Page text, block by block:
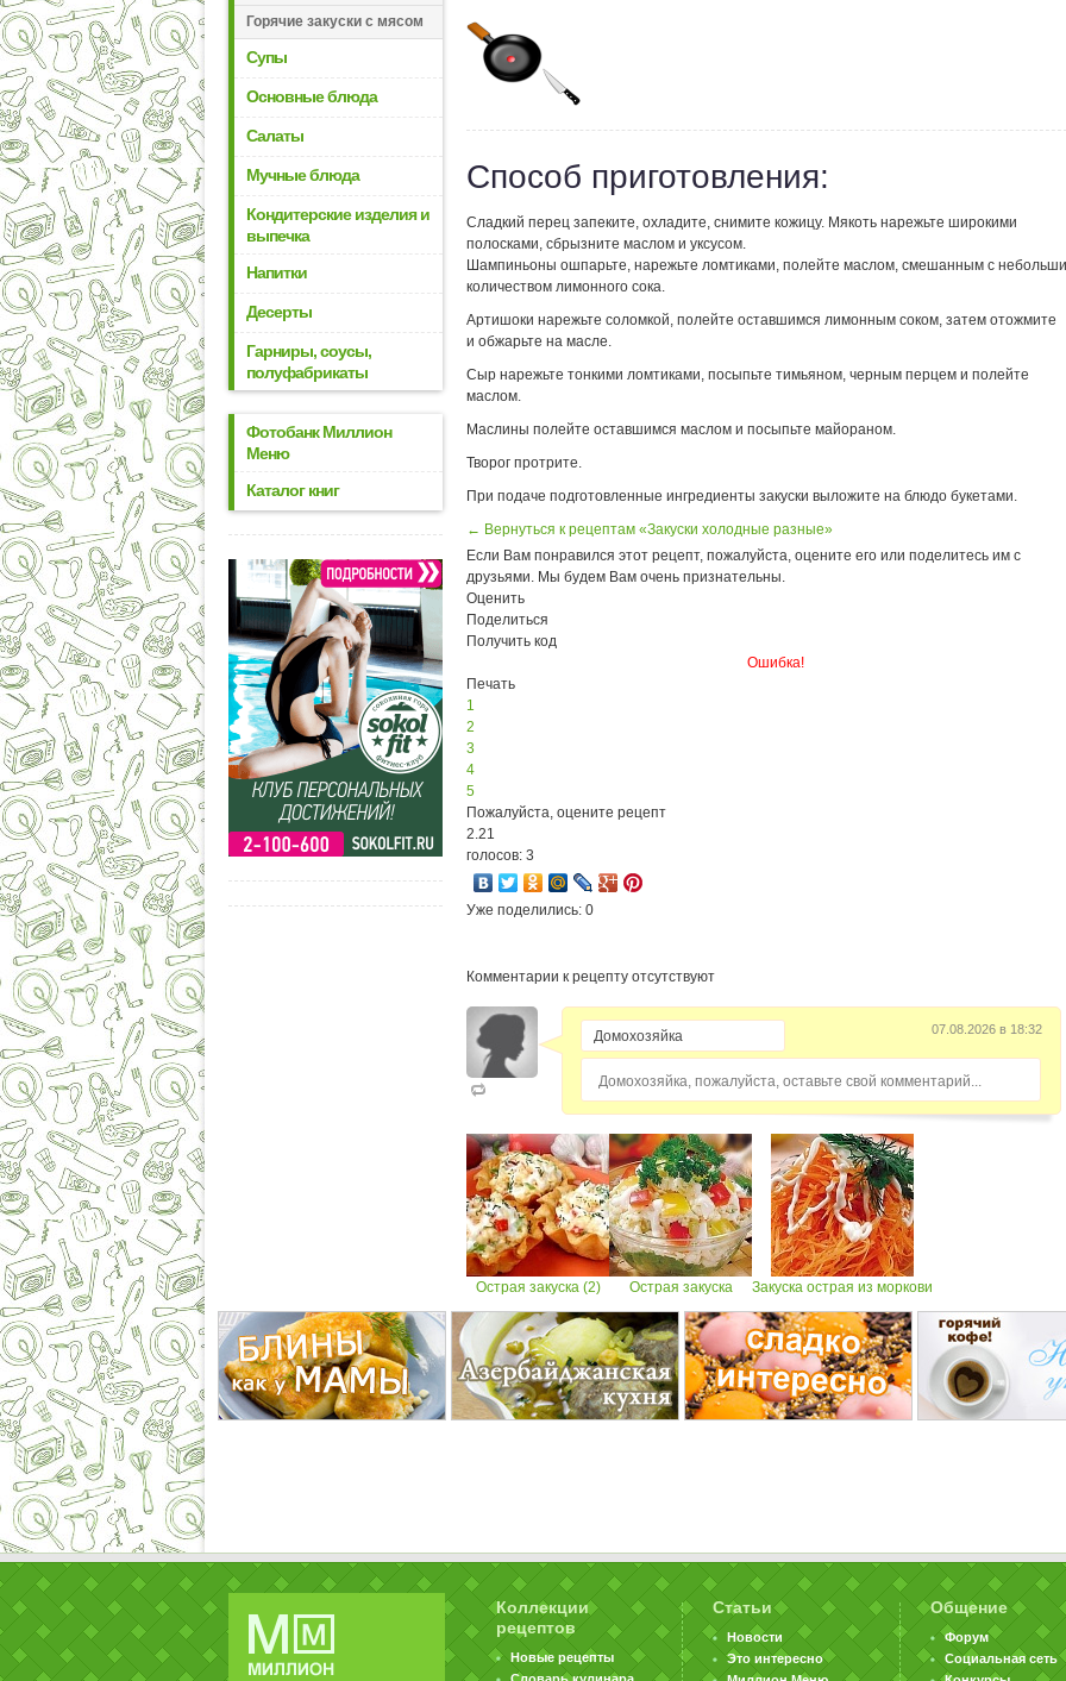
Горячие закуски с мясом
Супы
Основные блюда
Салаты
Мучные блюда
Кондитерские изделия и
выпечка
Напитки
Десерты
Гарниры, соусы,
полуфабрикаты
Фотобанк Миллион
Меню
Каталог книг
Способ приготовления:
Сладкий перец запеките, охладите, снимите кожицу. Мякоть нарежьте широкими
полосками, сбрызните маслом и уксусом.
Шампиньоны ошпарьте, нарежьте ломтиками, полейте маслом, смешанным с
количеством лимонного сока.
Артишоки нарежьте соломкой, полейте оставшимся лимонным соком, затем отожмите
и обжарьте на масле.
Сыр нарежьте тонкими ломтиками, посыпьте тимьяном, черным перцем и полейте
маслом.
Маслины полейте оставшимся маслом и посыпьте майораном.
Творог протрите.
При подаче подготовленные ингредиенты закуски выложите на блюдо букетами.
← Вернуться к рецептам «Закуски холодные разные»
Если Вам понравился этот рецепт, пожалуйста, оцените его или поделитесь им с
друзьями. Мы будем Вам очень признательны.
Оценить
Поделиться
Получить код
Ошибка!
Печать
1
2
3
4
5
Пожалуйста, оцените рецепт
2.21
голосов: 3
Уже поделились: 0
Комментарии к рецепту отсутствуют
07.08.2026 в 18:32
Домохозяйка, пожалуйста, оставьте свой комментарий...
Острая закуска (2) Острая закуска Закуска острая из моркови
Коллекции
рецептов
Новые рецепты
Статьи
Новости
Это интересно
Общение
Форум
Социальная сеть